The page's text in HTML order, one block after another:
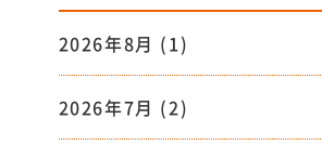
2026年8月 (1)
2026年7月 (2)